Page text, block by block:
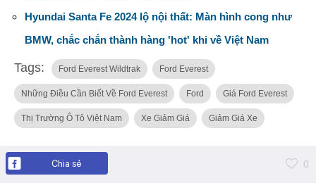
Hyundai Santa Fe 2024 lộ nội thất: Màn hình cong như
BMW, chắc chắn thành hàng 'hot' khi về Việt Nam
Tags: Ford Everest Wildtrak Ford Everest
Những Điều Cần Biết Về Ford Everest Ford Giá Ford Everest
Thị Trường Ô Tô Việt Nam Xe Giảm Giá Giảm Giá Xe
Chia sẻ 0